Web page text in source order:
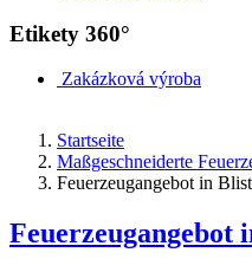
Etikety 360°
Zakázková výroba
Startseite
Maßgeschneiderte
Feuerzeugangebot in
Feuerzeugangebot